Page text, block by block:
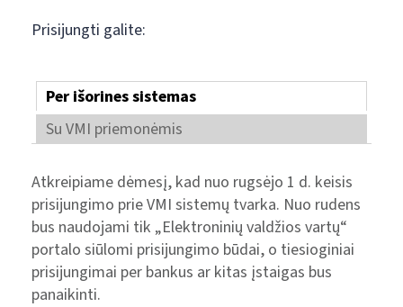
Prisijungti galite:
Per išorines sistemas
Su VMI priemonėmis
Atkreipiame dėmesį, kad nuo rugsėjo 1 d. keisis
prisijungimo prie VMI sistemų tvarka. Nuo rudens
bus naudojami tik „Elektroninių valdžios vartų“
portalo siūlomi prisijungimo būdai, o tiesioginiai
prisijungimai per bankus ar kitas įstaigas bus
panaikinti.